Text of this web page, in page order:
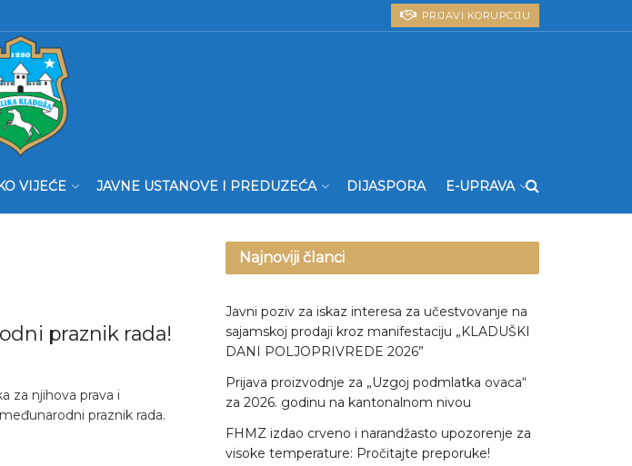
PRIJAVI KORUPCIJU
VIJEĆE JAVNE USTANOVE I PREDUZEĆA DIJASPORA E-UPRAVA
praznik rada!
za njihova prava i
praznik rada.
Najnoviji članci
Javni poziv za iskaz interesa za učestvovanje na
sajamskoj prodaji kroz manifestaciju „KLADUŠKI
DANI POLJOPRIVREDE 2026”
Prijava proizvodnje za „Uzgoj podmlatka ovaca“
za 2026. godinu na kantonalnom nivou
FHMZ izdao crveno i narandžasto upozorenje za
visoke temperature: Pročitajte preporuke!